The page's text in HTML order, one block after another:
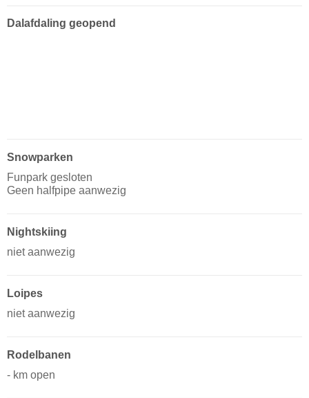
Dalafdaling geopend
Snowparken
Funpark gesloten
Geen halfpipe aanwezig
Nightskiing
niet aanwezig
Loipes
niet aanwezig
Rodelbanen
- km open